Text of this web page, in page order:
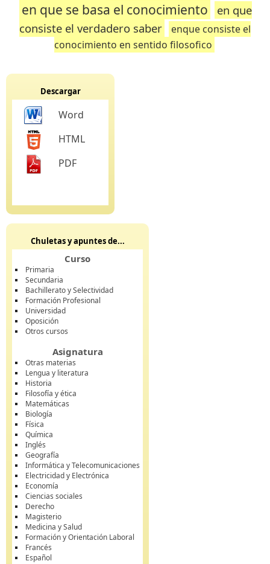
en que se basa el conocimiento
en que
consiste el verdadero saber
enque consiste el
conocimiento en sentido filosofico
Descargar
Word
HTML
PDF
Chuletas y apuntes de...
Curso
Primaria
Secundaria
Bachillerato y Selectividad
Formación Profesional
Universidad
Oposición
Otros cursos
Asignatura
Otras materias
Lengua y literatura
Historia
Filosofía y ética
Matemáticas
Biología
Física
Química
Inglés
Geografía
Informática y Telecomunicaciones
Electricidad y Electrónica
Economía
Ciencias sociales
Derecho
Magisterio
Medicina y Salud
Formación y Orientación Laboral
Francés
Español